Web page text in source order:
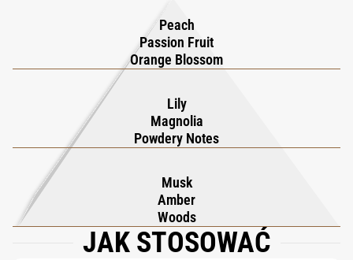
pięknem, tradycja przeplatająca się z odważną nowoczesnością.
Zapach otwiera się uderzającą eksplozją marakui, złagodzoną
soczystą brzoskwinią i jasnym kwiatem pomarańczy – żywy,
teatralny wstęp, który natychmiast przyciąga uwagę. Serce
jaśnieje czystością lilii i magnolii, owinięte miękkim, pudrowym
welonem, przypominającym światła sceniczne rozpraszające się
przez mgłę. W miarę jak zapach się pogłębia, akord miodowej
ambry łączy się z ciepłym drewnem i zmysłowym piżmem,
tworząc dźwięczny, trwały finał. Odważny, promienny i
niezapomniany Fenice pozostawia po sobie obraz godny owacji
Peach
Passion Fruit
Orange Blossom
Lily
Magnolia
Powdery Notes
Musk
Amber
Woods
JAK STOSOWAĆ